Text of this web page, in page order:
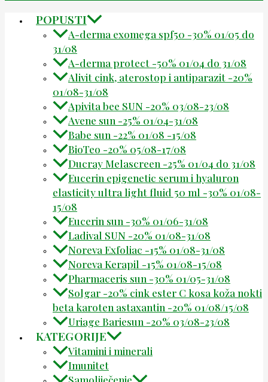
POPUSTI
A-derma exomega spf50 -30% 01/05 do
31/08
A-derma protect -50% 01/04 do 31/08
Alivit cink, aterostop i antiparazit -20%
01/08-31/08
Apivita bee SUN -20% 03/08-23/08
Avene sun -25% 01/04-31/08
Babe sun -22% 01/08 -15/08
BioTeo -20% 05/08-17/08
Ducray Melascreen -25% 01/04 do 31/08
Eucerin epigenetic serum i hyaluron
elasticity ultra light fluid 50 ml -30% 01/08-
15/08
Eucerin sun -30% 01/06-31/08
Ladival SUN -20% 01/08-31/08
Noreva Exfoliac -15% 01/08-31/08
Noreva Kerapil -15% 01/08-15/08
Pharmaceris sun -30% 01/05-31/08
Solgar -20% cink ester C kosa koža nokti
beta karoten astaxantin -20% 01/08/15/08
Uriage Bariesun -20% 03/08-23/08
KATEGORIJE
Vitamini i minerali
Imunitet